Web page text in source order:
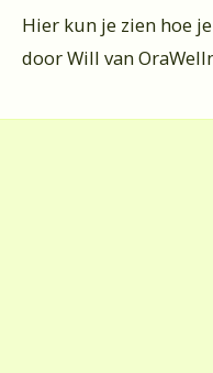
Hier kun je zien hoe
door Will van